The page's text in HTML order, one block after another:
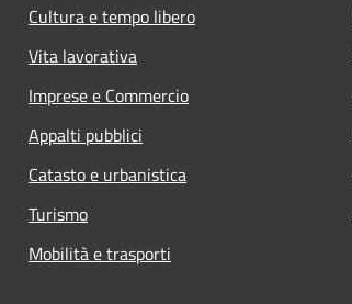
Cultura e tempo libero
Vita lavorativa
Imprese e Commercio
Appalti pubblici
Catasto e urbanistica
Turismo
Mobilità e trasporti